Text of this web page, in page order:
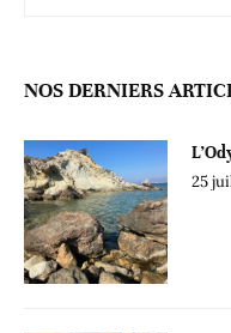
NOS DERNIERS
25